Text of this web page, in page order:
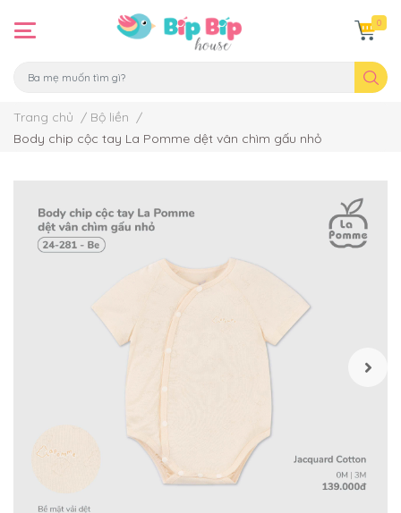
0
Trang chủ / Bộ liền /
Body chip cộc tay La Pomme dệt vân chìm gấu nhỏ